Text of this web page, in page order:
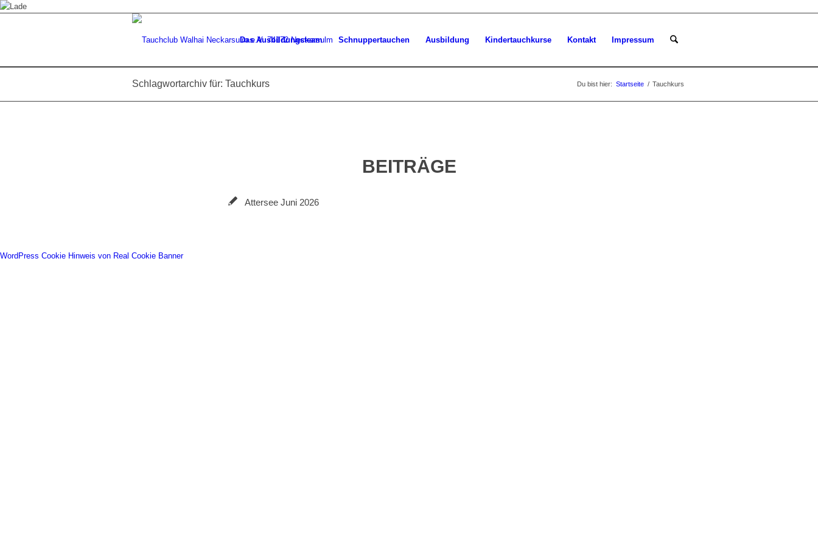
Das Ausbildungsteam Schnuppertauchen Ausbildung Kindertauchkurse Kontakt Impressum
Schlagwortarchiv für: Tauchkurs Du bist hier: Startseite / Tauchkurs
BEITRÄGE
Attersee Juni 2026
WordPress Cookie Hinweis von Real Cookie Banner